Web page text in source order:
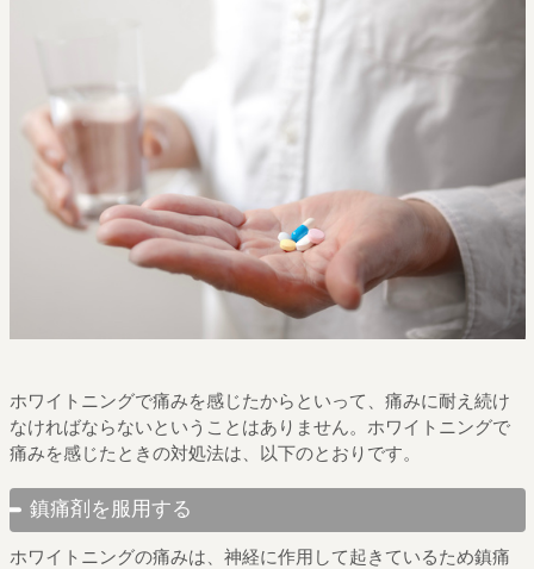
ホワイトニングで痛みを感じたからといって、痛みに耐え続け
なければならないということはありません。ホワイトニングで
痛みを感じたときの対処法は、以下のとおりです。
鎮痛剤を服用する
ホワイトニングの痛みは、神経に作用して起きているため鎮痛